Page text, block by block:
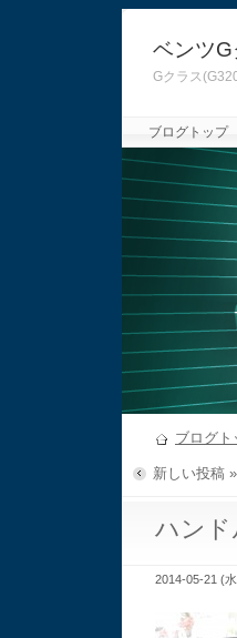
ベンツ
Gクラス
ブログトップ
ブログト
新しい投稿 »
ハン
2014-05-21 (